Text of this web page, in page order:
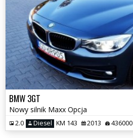
BMW 3GT
Nowy silnik Maxx Opcja
2.0 Diesel KM 143 2013 436000